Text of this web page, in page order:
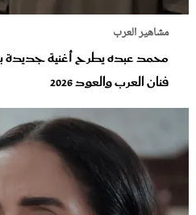
مشاهير العرب
محمد عبده يطرح أغنية جديدة
فنان العرب والعود‬ 2026